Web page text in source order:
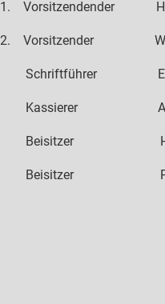
1. Vorsitzendender
2. Vorsitzender
Schriftführer Emil
Kassierer
Beisitzer Horst
Beisitzer Paul